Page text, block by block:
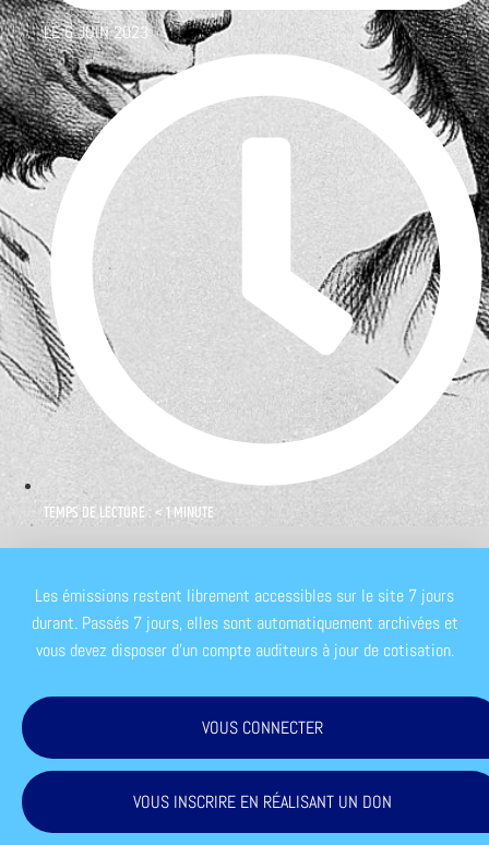
LE6 JUIN 2023
TEMPS DE LECTURE : < 1 MINUTE
Les émissions restent librement accessibles sur le site 7 jours
durant. Passés 7 jours, elles sont automatiquement archivées et
vous devez disposer d'un compte auditeurs à jour de cotisation.
VOUS CONNECTER
VOUS INSCRIRE EN RÉALISANT UN DON